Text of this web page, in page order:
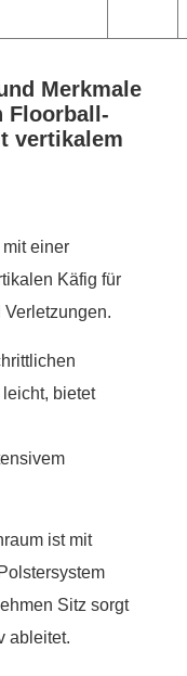
Merkmale
Floorball-
vertikalem
einer
Käfig für
bietet
ist mit
Sitz sorgt
ableitet.